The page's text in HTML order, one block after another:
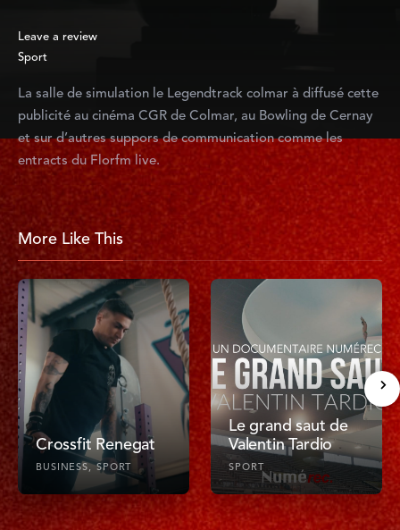
Leave a review
Sport
La salle de simulation le Legendtrack colmar à diffusé cette
publicité au cinéma CGR de Colmar, au Bowling de Cernay
et sur d’autres suppors de communication comme les
entracts du Florfm live.
More Like This
Crossfit Renegat
BUSINESS SPORT
Le grand saut de
Valentin Tardio
SPORT